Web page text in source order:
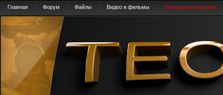
Главная Форум Файлы Видео и фильмы Реклама на портале